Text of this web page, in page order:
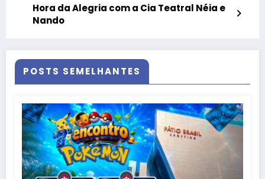
Hora da Alegria com a Cia Teatral Néia e
Nando
POSTS SEMELHANTES